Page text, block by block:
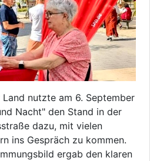
Land nutzte am 6. September
Nacht" den Stand in der
dazu, mit vielen
ins Gespräch zu kommen.
ergab den klaren